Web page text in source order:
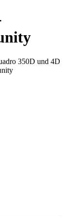
350D und 4D